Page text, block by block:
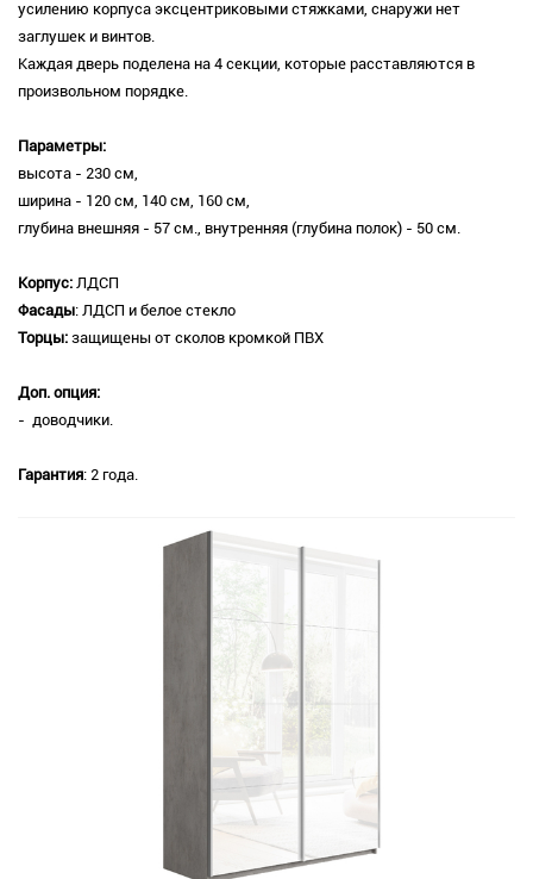
усилению корпуса эксцентриковыми стяжками, снаружи нет
заглушек и винтов.
Каждая дверь поделена на 4 секции, которые расставляются в
произвольном порядке.
Параметры:
высота - 230 см,
ширина - 120 см, 140 см, 160 см,
глубина внешняя - 57 см., внутренняя (глубина полок) - 50 см.
Корпус: ЛДСП
Фасады: ЛДСП и белое стекло
Торцы: защищены от сколов кромкой ПВХ
Доп. опция:
- доводчики.
Гарантия: 2 года.